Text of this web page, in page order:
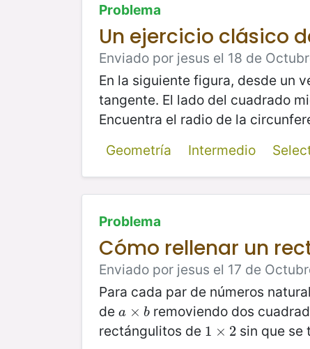
Problema
Un ejercicio clásico
Enviado por jesus el 18 de
En la siguiente figura, desde un
tangente. El lado del cuadrado
Encuentra el radio de la
Geometría
Intermedio
Problema
Cómo rellenar un
Enviado por jesus el 17 de
Para cada par de números
de a × b
a ×b removiendo dos
rectángulitos de 1 × 2
1 ×2 sin que se